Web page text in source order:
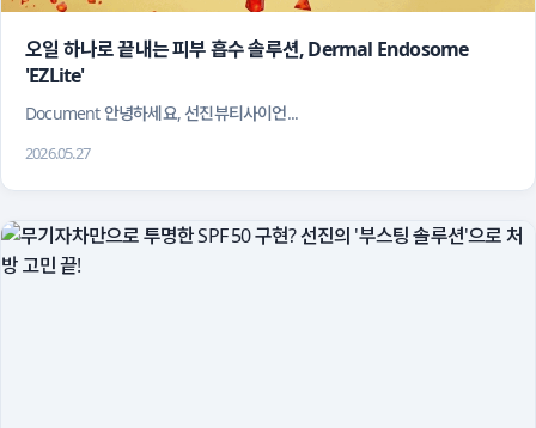
오일 하나로 끝내는 피부 흡수 솔루션, Dermal Endosome
'EZLite'
Document 안녕하세요, 선진뷰티사이언...
2026.05.27